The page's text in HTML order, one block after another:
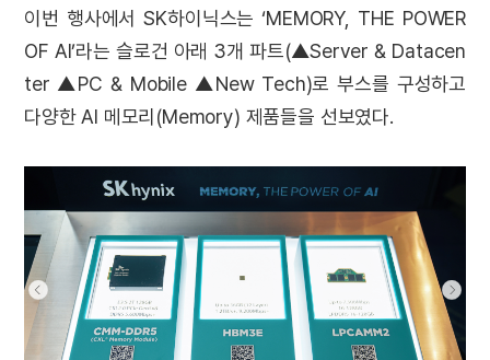
이번 행사에서 SK하이닉스는 ‘MEMORY, THE POWER
OF AI’라는 슬로건 아래 3개 파트(▲Server & Datacen
ter ▲PC & Mobile ▲New Tech)로 부스를 구성하고
다양한 AI 메모리(Memory) 제품들을 선보였다.